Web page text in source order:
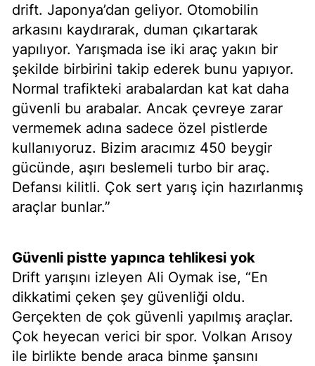
drift. Japonya’dan geliyor. Otomobilin
arkasını kaydırarak, duman çıkartarak
yapılıyor. Yarışmada ise iki araç yakın bir
şekilde birbirini takip ederek bunu yapıyor.
Normal trafikteki arabalardan kat kat daha
güvenli bu arabalar. Ancak çevreye zarar
vermemek adına sadece özel pistlerde
kullanıyoruz. Bizim aracımız 450 beygir
gücünde, aşırı beslemeli turbo bir araç.
Defansı kilitli. Çok sert yarış için hazırlanmış
araçlar bunlar.”
Güvenli pistte yapınca tehlikesi yok
Drift yarışını izleyen Ali Oymak ise, “En
dikkatimi çeken şey güvenliği oldu.
Gerçekten de çok güvenli yapılmış araçlar.
Çok heyecan verici bir spor. Volkan Arısoy
ile birlikte bende araca binme şansını